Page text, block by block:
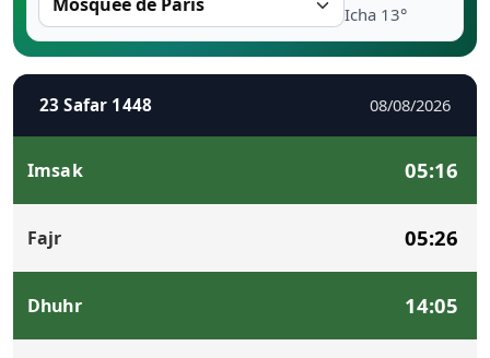
Comment
Icha 13°
23 Safar 1448 08/08/2026
Imsak 05:16
Fajr 05:26
Dhuhr 14:05